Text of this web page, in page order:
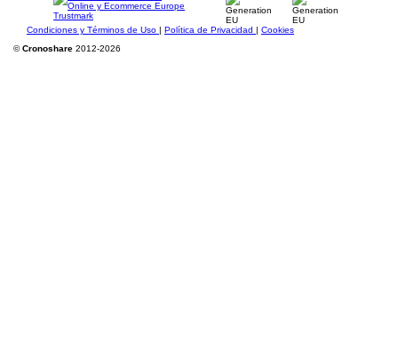
Condiciones y Términos de Uso | Política de Privacidad | Cookies
©Cronoshare 2012-2026